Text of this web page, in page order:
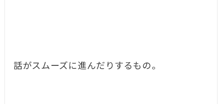
話がスムーズに進んだりするもの。